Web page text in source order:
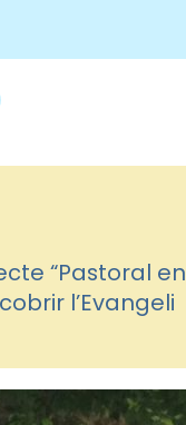
Cristiana
“Pastoral en
l’Evangeli